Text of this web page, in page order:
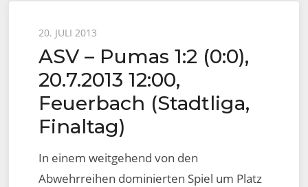
Posted
on
20. JULI 2013
ASV – Pumas 1:2 (0:0),
20.7.2013 12:00,
Feuerbach (Stadtliga,
Finaltag)
In einem weitgehend von den
Abwehrreihen dominierten Spiel um Platz